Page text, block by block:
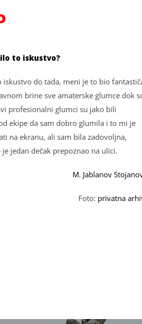
to iskustvo?
do tada, meni je to bio
brine sve amaterske glumce dok
profesionalni glumci su jako bili
ekipe da sam dobro glumila i to mi je
na ekranu, ali sam bila zadovolјna,
jedan dečak prepoznao na ulici.
M. Jablanov
Foto: privatna